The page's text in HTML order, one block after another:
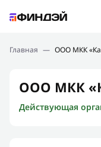
Подбор займа
Новости
Финансовое
Главная — ООО МКК
ООО МКК
Действующая
Ошибка:
Спасибо, что
Мы свяжемся с
результат